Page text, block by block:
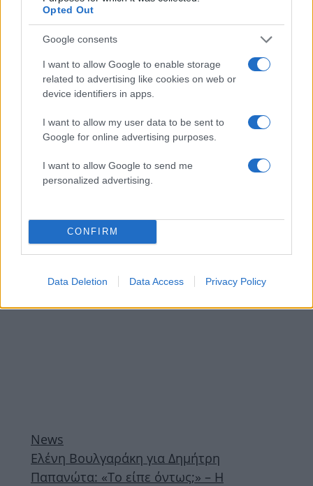
Opted Out
Google consents
I want to allow Google to enable storage
related to advertising like cookies on web or
device identifiers in apps.
I want to allow my user data to be sent to
Google for online advertising purposes.
I want to allow Google to send me
personalized advertising.
CONFIRM
Data Deletion Data Access Privacy Policy
Ιωαννίδη για τα γενέθλιά της
09.03.2026
Ελένη Βουλγαράκη: Αυτή είναι η αλήθεια
για την πρόταση γάμου του Φώτη
19.02.2026
Media
Παναγιώτης Στάθης για Φώτη Ιωαννίδη –
Ελένη Βουλγαράκη: «Εικάζω ότι τότε της
ΔΙΑΦΗΜΙΣΗ
News
Ελένη Βουλγαράκη για Δημήτρη
Παπανώτα: «Το είπε όντως;» – Η